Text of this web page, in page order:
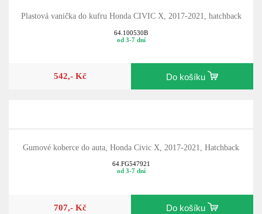
Plastová vanička do kufru Honda CIVIC X, 2017-2021, hatchback
64.100530B
od 3-7 dní
542,- Kč Do košíku
Gumové koberce do auta, Honda Civic X, 2017-2021, Hatchback
64.FG547921
od 3-7 dní
707,- Kč Do košíku